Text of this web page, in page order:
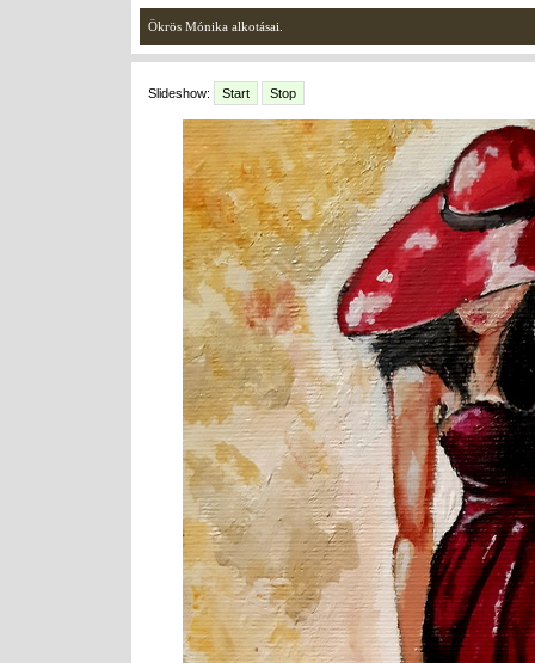
Ökrös Mónika alkotásai.
Slideshow: Start Stop